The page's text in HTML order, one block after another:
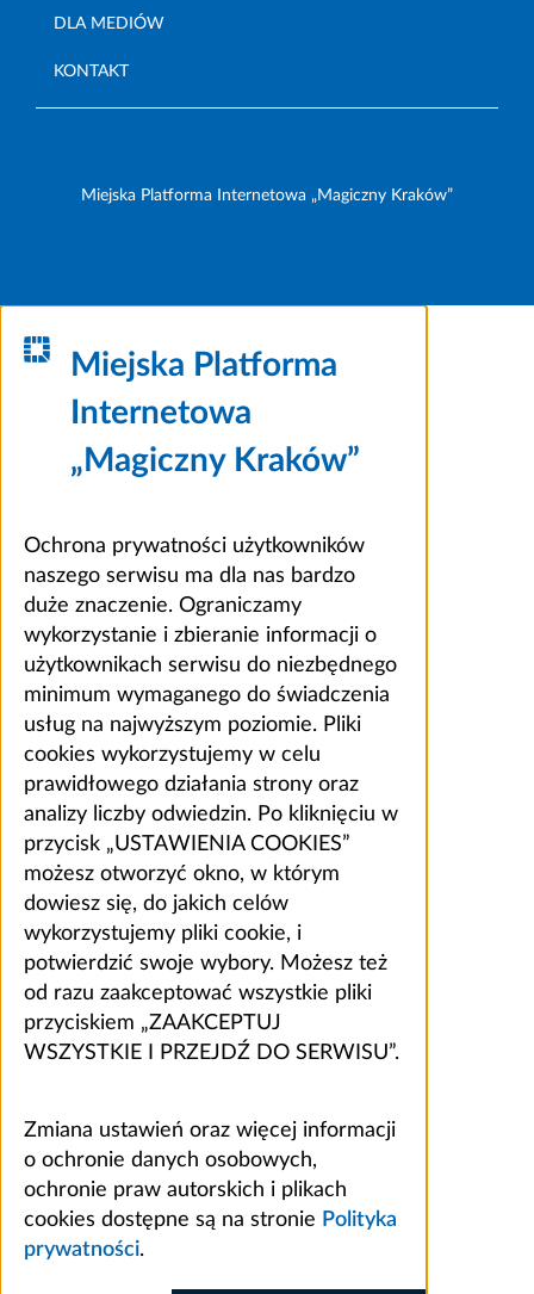
DLA MEDIÓW
KONTAKT
Miejska Platforma Internetowa „Magiczny Kraków”
Miejska Platforma
Internetowa
„Magiczny Kraków”
Ochrona prywatności użytkowników
naszego serwisu ma dla nas bardzo
duże znaczenie. Ograniczamy
wykorzystanie i zbieranie informacji o
użytkownikach serwisu do niezbędnego
minimum wymaganego do świadczenia
usług na najwyższym poziomie. Pliki
cookies wykorzystujemy w celu
prawidłowego działania strony oraz
analizy liczby odwiedzin. Po kliknięciu w
przycisk „USTAWIENIA COOKIES”
możesz otworzyć okno, w którym
dowiesz się, do jakich celów
wykorzystujemy pliki cookie, i
potwierdzić swoje wybory. Możesz też
od razu zaakceptować wszystkie pliki
przyciskiem „ZAAKCEPTUJ
WSZYSTKIE I PRZEJDŹ DO SERWISU”.
Zmiana ustawień oraz więcej informacji
o ochronie danych osobowych,
ochronie praw autorskich i plikach
cookies dostępne są na stronie Polityka
prywatności.